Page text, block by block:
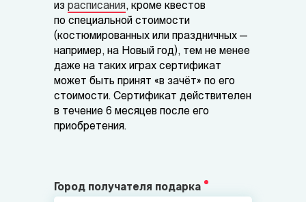
из расписания, кроме квестов
по специальной стоимости
(костюмированных или праздничных —
например, на Новый год), тем не менее
даже на таких играх сертификат
может быть принят «в зачёт» по его
стоимости. Сертификат действителен
в течение 6 месяцев после его
приобретения.
Город получателя подарка